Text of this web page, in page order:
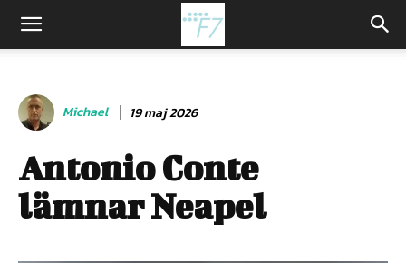
Michael 19 maj 2026
Antonio Conte
lämnar Neapel